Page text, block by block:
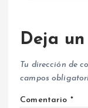
Deja
Tu dirección de
campos
Comentario *